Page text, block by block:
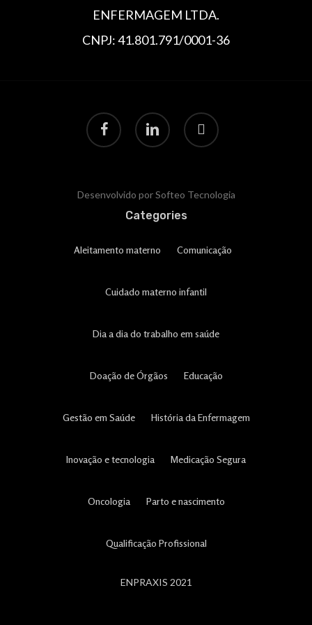
ENFERMAGEM LTDA.
CNPJ: 41.801.791/0001-36
Desenvolvido por Softeo Tecnologia
Categories
Aleitamento materno Comunicação
Cuidado materno infantil
Dia a dia do trabalho em saúde
Doação de Órgãos Educação
Gestão em Saúde História da Enfermagem
Inovação e tecnologia Medicação Segura
Oncologia Parto e nascimento
Qualificação Profissional
ENPRAXIS 2021